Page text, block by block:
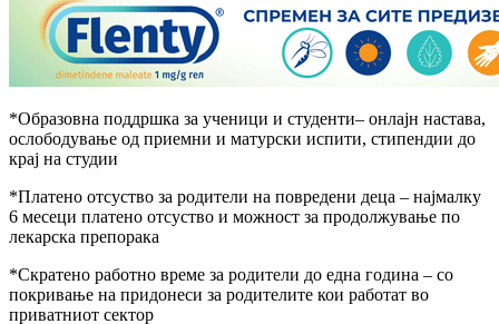
*Образовна поддршка за ученици и студенти– онлајн настава,
ослободување од приемни и матурски испити, стипендии до
крај на студии
*Платено отсуство за родители на повредени деца – најмалку
6 месеци платено отсуство и можност за продолжување по
лекарска препорака
*Скратено работно време за родители до една година – со
покривање на придонеси за родителите кои работат во
приватниот сектор